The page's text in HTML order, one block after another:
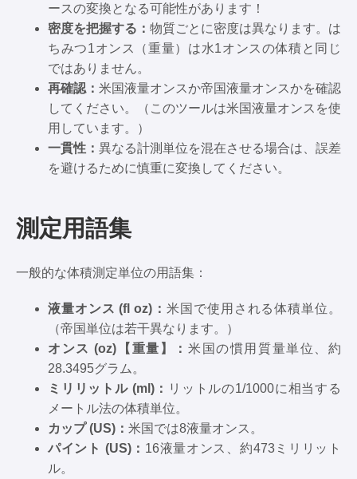
ースの変換となる可能性があります！
密度を把握する： 物質ごとに密度は異なります。は
ちみつ1オンス（重量）は水1オンスの体積と同じ
ではありません。
再確認： 米国液量オンスか帝国液量オンスかを確認
してください。（このツールは米国液量オンスを使
用しています。）
一貫性： 異なる計測単位を混在させる場合は、誤差
を避けるために慎重に変換してください。
測定用語集
一般的な体積測定単位の用語集：
液量オンス (fl oz)：米国で使用される体積単位。
（帝国単位は若干異なります。）
オンス (oz)【重量】： 米国の慣用質量単位、約
28.3495グラム。
ミリリットル (ml)： リットルの1/1000に相当する
メートル法の体積単位。
カップ (US)： 米国では8液量オンス。
パイント (US)： 16液量オンス、約473ミリリット
ル。